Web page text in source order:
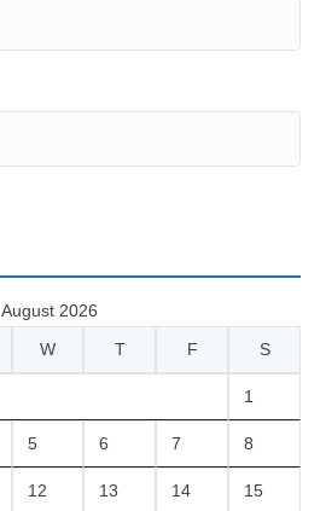
August 2026
W T F S
1
5 6 7 8
12 13 14 15